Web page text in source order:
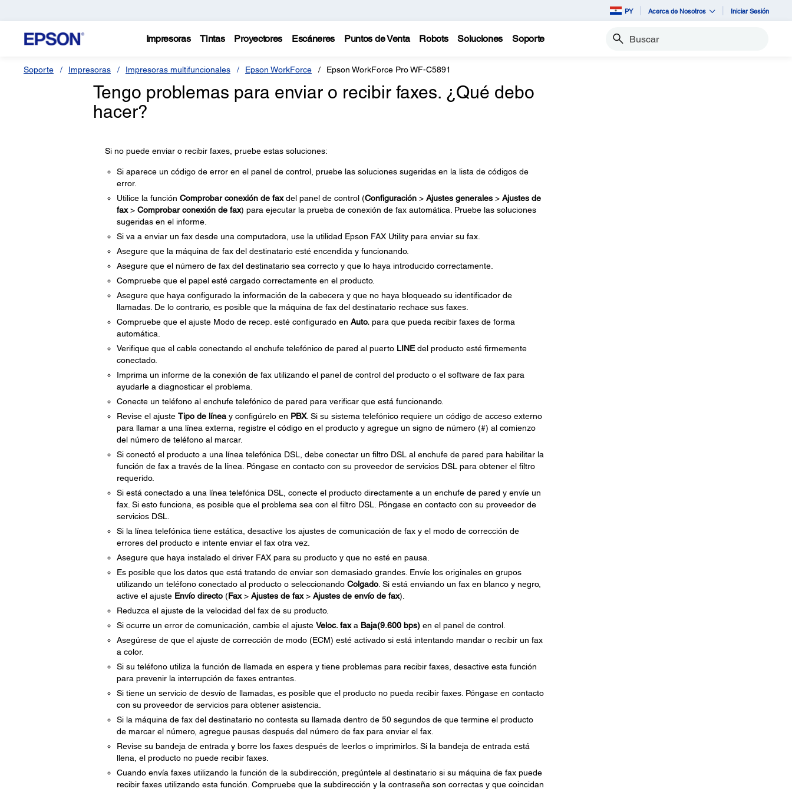
PY Acerca de Nosotros Iniciar Sesión
Impresoras Tintas Proyectores Escáneres Puntos de Venta Robots Soluciones Soporte Buscar
Soporte Impresoras Impresoras multifuncionales Epson WorkForce Epson WorkForce Pro WF-C5891
Tengo problemas para enviar o recibir faxes. ¿Qué debo
hacer?
Si no puede enviar o recibir faxes, pruebe estas soluciones:
Si aparece un código de error en el panel de control, pruebe las soluciones sugeridas en la lista de códigos de
error.
Utilice la función Comprobar conexión de faxdel panel de control (Configuración> Ajustes generales> Ajustes de
fax> Comprobar conexión de fax) para ejecutar la prueba de conexión de fax automática. Pruebe las soluciones
sugeridas en el informe.
Si va a enviar un fax desde una computadora, use la utilidad Epson FAX Utility para enviar su fax.
Asegure que la máquina de fax del destinatario esté encendida y funcionando.
Asegure que el número de fax del destinatario sea correcto y que lo haya introducido correctamente.
Compruebe que el papel esté cargado correctamente en el producto.
Asegure que haya configurado la información de la cabecera y que no haya bloqueado su identificador de
llamadas. De lo contrario, es posible que la máquina de fax del destinatario rechace sus faxes.
Compruebe que el ajuste Modo de recep. esté configurado en Auto.para que pueda recibir faxes de forma
automática.
Verifique que el cable conectando el enchufe telefónico de pared al puerto LINEdel producto esté firmemente
conectado.
Imprima un informe de la conexión de fax utilizando el panel de control del producto o el software de fax para
ayudarle a diagnosticar el problema.
Conecte un teléfono al enchufe telefónico de pared para verificar que está funcionando.
Revise el ajuste Tipo de líneay configúrelo en PBX. Si su sistema telefónico requiere un código de acceso externo
para llamar a una línea externa, registre el código en el producto y agregue un signo de número (#) al comienzo
del número de teléfono al marcar.
Si conectó el producto a una línea telefónica DSL, debe conectar un filtro DSL al enchufe de pared para habilitar la
función de fax a través de la línea. Póngase en contacto con su proveedor de servicios DSL para obtener el filtro
requerido.
Si está conectado a una línea telefónica DSL, conecte el producto directamente a un enchufe de pared y envíe un
fax. Si esto funciona, es posible que el problema sea con el filtro DSL. Póngase en contacto con su proveedor de
servicios DSL.
Si la línea telefónica tiene estática, desactive los ajustes de comunicación de fax y el modo de corrección de
errores del producto e intente enviar el fax otra vez.
Asegure que haya instalado el driver FAX para su producto y que no esté en pausa.
Es posible que los datos que está tratando de enviar son demasiado grandes. Envíe los originales en grupos
utilizando un teléfono conectado al producto o seleccionando Colgado. Si está enviando un fax en blanco y negro,
active el ajuste Envío directo(Fax> Ajustes de fax> Ajustes de envío de fax).
Reduzca el ajuste de la velocidad del fax de su producto.
Si ocurre un error de comunicación, cambie el ajuste Veloc. faxa Baja(9.600 bps)en el panel de control.
Asegúrese de que el ajuste de corrección de modo (ECM) esté activado si está intentando mandar o recibir un fax
a color.
Si su teléfono utiliza la función de llamada en espera y tiene problemas para recibir faxes, desactive esta función
para prevenir la interrupción de faxes entrantes.
Si tiene un servicio de desvío de llamadas, es posible que el producto no pueda recibir faxes. Póngase en contacto
con su proveedor de servicios para obtener asistencia.
Si la máquina de fax del destinatario no contesta su llamada dentro de 50 segundos de que termine el producto
de marcar el número, agregue pausas después del número de fax para enviar el fax.
Revise su bandeja de entrada y borre los faxes después de leerlos o imprimirlos. Si la bandeja de entrada está
llena, el producto no puede recibir faxes.
Cuando envía faxes utilizando la función de la subdirección, pregúntele al destinatario si su máquina de fax puede
recibir faxes utilizando esta función. Compruebe que la subdirección y la contraseña son correctas y que coincidan